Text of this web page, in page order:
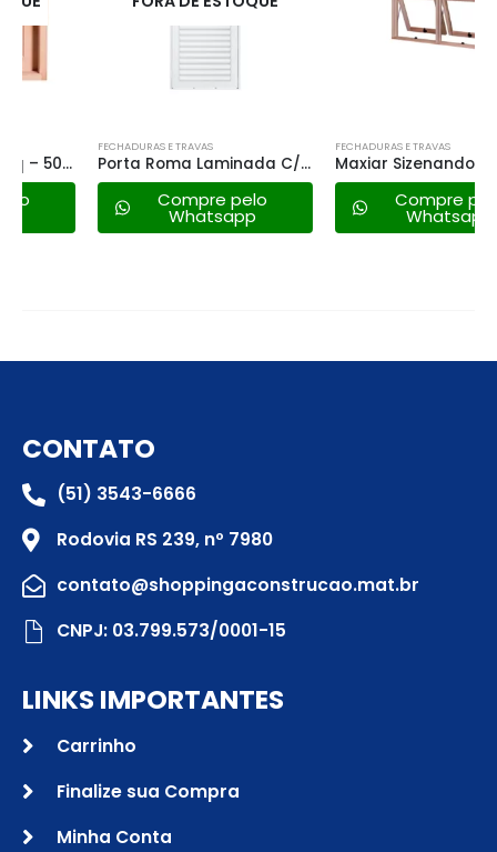
FECHADURAS E TRAVAS
Porta Roma Laminada C/grade 85×215 Vitralfer – Esquerda – Branca
Compre pelo
Whatsapp
FECHADURAS E TRAVAS
Maxiar Sizenando Eucalipto – 120×120 V.i
Compre pelo
Whatsapp
CONTATO
(51) 3543-6666
Rodovia RS 239, nº 7980
contato@shoppingaconstrucao.mat.br
CNPJ: 03.799.573/0001-15
LINKS IMPORTANTES
Carrinho
Finalize sua Compra
Minha Conta